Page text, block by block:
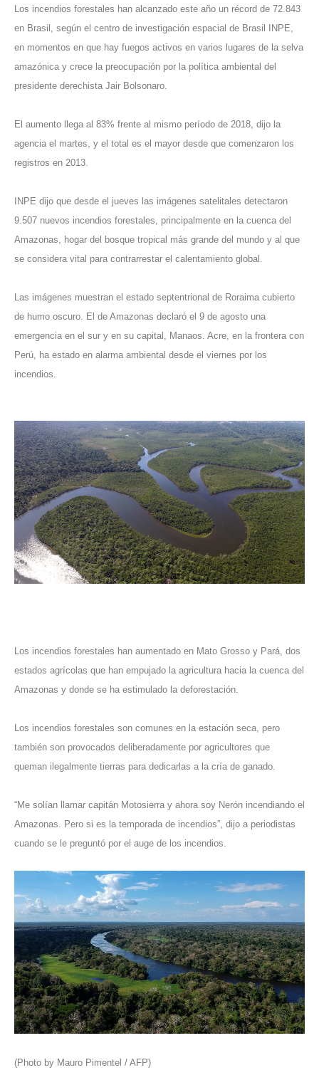
Los incendios forestales han alcanzado este año un récord de 72.843
en Brasil, según el centro de investigación espacial de Brasil INPE,
en momentos en que hay fuegos activos en varios lugares de la selva
amazónica y crece la preocupación por la política ambiental del
presidente derechista Jair Bolsonaro.
El aumento llega al 83% frente al mismo período de 2018, dijo la
agencia el martes, y el total es el mayor desde que comenzaron los
registros en 2013.
INPE dijo que desde el jueves las imágenes satelitales detectaron
9.507 nuevos incendios forestales, principalmente en la cuenca del
Amazonas, hogar del bosque tropical más grande del mundo y al que
se considera vital para contrarrestar el calentamiento global.
Las imágenes muestran el estado septentrional de Roraima cubierto
de humo oscuro. El de Amazonas declaró el 9 de agosto una
emergencia en el sur y en su capital, Manaos. Acre, en la frontera con
Perú, ha estado en alarma ambiental desde el viernes por los
incendios.
Los incendios forestales han aumentado en Mato Grosso y Pará, dos
estados agrícolas que han empujado la agricultura hacia la cuenca del
Amazonas y donde se ha estimulado la deforestación.
Los incendios forestales son comunes en la estación seca, pero
también son provocados deliberadamente por agricultores que
queman ilegalmente tierras para dedicarlas a la cría de ganado.
“Me solían llamar capitán Motosierra y ahora soy Nerón incendiando el
Amazonas. Pero si es la temporada de incendios”, dijo a periodistas
cuando se le preguntó por el auge de los incendios.
(Photo by Mauro Pimentel / AFP)